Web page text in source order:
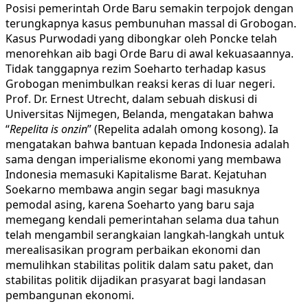
Posisi pemerintah Orde Baru semakin terpojok dengan
terungkapnya kasus pembunuhan massal di Grobogan.
Kasus Purwodadi yang dibongkar oleh Poncke telah
menorehkan aib bagi Orde Baru di awal kekuasaannya.
Tidak tanggapnya rezim Soeharto terhadap kasus
Grobogan menimbulkan reaksi keras di luar negeri.
Prof. Dr. Ernest Utrecht, dalam sebuah diskusi di
Universitas Nijmegen, Belanda, mengatakan bahwa
“Repelita is onzin” (Repelita adalah omong kosong). Ia
mengatakan bahwa bantuan kepada Indonesia adalah
sama dengan imperialisme ekonomi yang membawa
Indonesia memasuki Kapitalisme Barat. Kejatuhan
Soekarno membawa angin segar bagi masuknya
pemodal asing, karena Soeharto yang baru saja
memegang kendali pemerintahan selama dua tahun
telah mengambil serangkaian langkah-langkah untuk
merealisasikan program perbaikan ekonomi dan
memulihkan stabilitas politik dalam satu paket, dan
stabilitas politik dijadikan prasyarat bagi landasan
pembangunan ekonomi.